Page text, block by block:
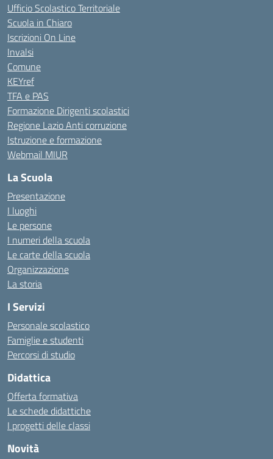
Ufficio Scolastico Territoriale
Scuola in Chiaro
Iscrizioni On Line
Invalsi
Comune
KEYref
TFA e PAS
Formazione Dirigenti scolastici
Regione Lazio Anti corruzione
Istruzione e formazione
Webmail MIUR
La Scuola
Presentazione
I luoghi
Le persone
I numeri della scuola
Le carte della scuola
Organizzazione
La storia
I Servizi
Personale scolastico
Famiglie e studenti
Percorsi di studio
Didattica
Offerta formativa
Le schede didattiche
I progetti delle classi
Novità